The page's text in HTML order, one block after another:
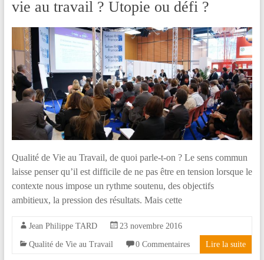
fait
différence
!
vie au travail ? Utopie ou défi ?
Qualité de Vie au Travail, de quoi parle-t-on ? Le sens commun
laisse penser qu’il est difficile de ne pas être en tension lorsque le
contexte nous impose un rythme soutenu, des objectifs
ambitieux, la pression des résultats. Mais cette
Jean Philippe TARD 23 novembre 2016
Qualité de Vie au Travail 0 Commentaires Lire la suite